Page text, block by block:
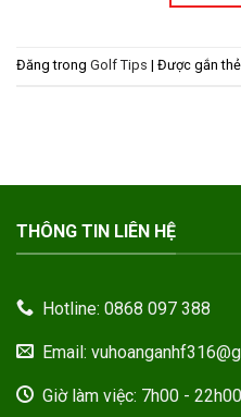
Đăng trong Golf Tips | Được gắn thẻ
THÔNG TIN LIÊN HỆ
Hotline: 0868 097 388
Email:
Giờ làm việc: 7h00 -